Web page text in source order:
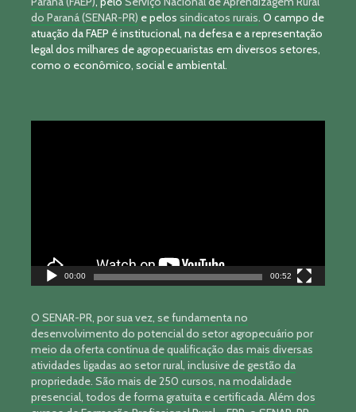
do Paraná (SENAR-PR) e pelos sindicatos rurais. O campo de
atuação da FAEP é institucional, na defesa e a representação
legal dos milhares de agropecuaristas em diversos setores,
como o econômico, social e ambiental.
00:00 00:52
O SENAR-PR, por sua vez, se fundamenta no
desenvolvimento do potencial do setor agropecuário por
meio da oferta contínua de qualificação das mais diversas
atividades ligadas ao setor rural, inclusive de gestão da
propriedade. São mais de 250 cursos, na modalidade
presencial, todos de forma gratuita e certificada. Além dos